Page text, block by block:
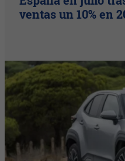
ventas un 10% en